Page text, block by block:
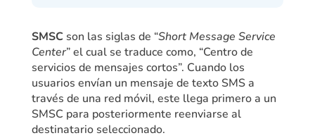
SMSCson las siglas de “Short Message Service
Center” el cual se traduce como, “Centro de
servicios de mensajes cortos”. Cuando los
usuarios envían un mensaje de texto SMS a
través de una red móvil, este llega primero a un
SMSC para posteriormente reenviarse al
destinatario seleccionado.